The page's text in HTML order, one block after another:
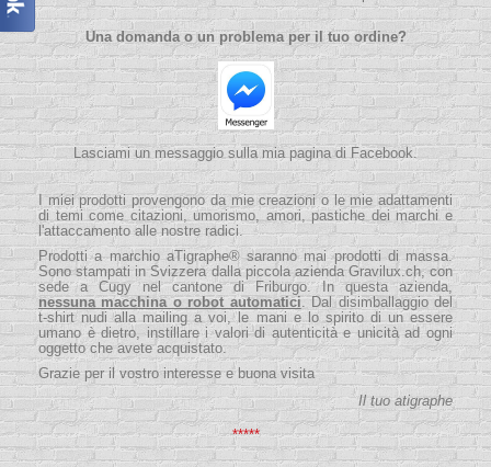
Una domanda o un problema per il tuo ordine?
Lasciami un messaggio sulla mia pagina di Facebook.
I miei prodotti provengono da mie creazioni o le mie adattamenti
di temi come citazioni, umorismo, amori, pastiche dei marchi e
l'attaccamento alle nostre radici.
Prodotti a marchio aTigraphe® saranno mai prodotti di massa.
Sono stampati in Svizzera dalla piccola aziendaGravilux.ch, con
sede a Cugy nel cantone di Friburgo. In questa azienda,
nessuna macchina o robot automatici. Dal disimballaggio del
t-shirt nudi alla mailing a voi, le mani e lo spirito di un essere
umano è dietro, instillare i valori di autenticità e unicità ad ogni
oggetto che avete acquistato.
Grazie per il vostro interesse e buona visita
Il tuo atigraphe
*****